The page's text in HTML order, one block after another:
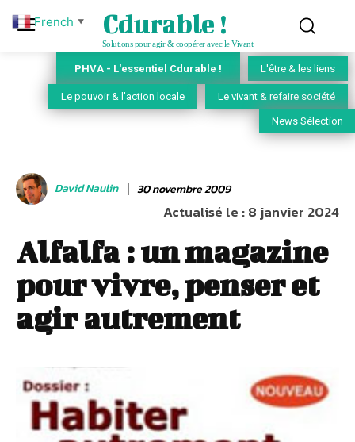
Cdurable !
Solutions pour agir & coopérer avec le Vivant
PHVA - L'essentiel Cdurable ! L'être & les liens
Le pouvoir & l'action locale Le vivant & refaire société
News Sélection
David Naulin 30 novembre 2009
Actualisé le :8 janvier 2024
Alfalfa : un magazine
pour vivre, penser et
agir autrement
French ▼